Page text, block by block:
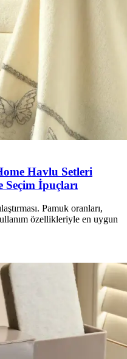
Havlu Setleri
Seçim İpuçları
Pamuk oranları,
özellikleriyle en uygun